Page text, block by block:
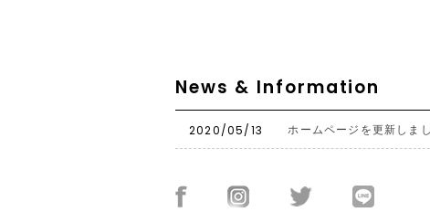
News & Information
2020/05/13 ホームページを更新しまし